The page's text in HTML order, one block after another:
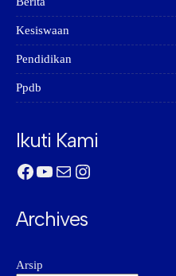
Kesiswaan
Pendidikan
Ppdb
Ikuti Kami
Facebook
YouTube
MailInstagram
Archives
Arsip